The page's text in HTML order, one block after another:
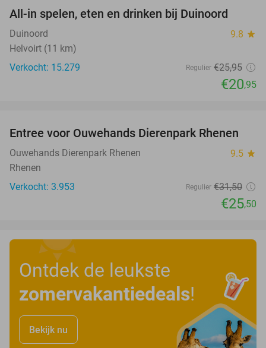
All-in spelen, eten en drinken bij Duinoord
Duinoord 9.8 star
Helvoirt (11 km)
Verkocht: 15.279
Regulier €25,95
€20,95
19%
Entree voor Ouwehands Dierenpark Rhenen
Ouwehands Dierenpark Rhenen 9.5 star
Rhenen
Verkocht: 3.953
Regulier €31,50
€25,50
Ontdek de leukste
zomervakantiedeals!
Bekijk nu